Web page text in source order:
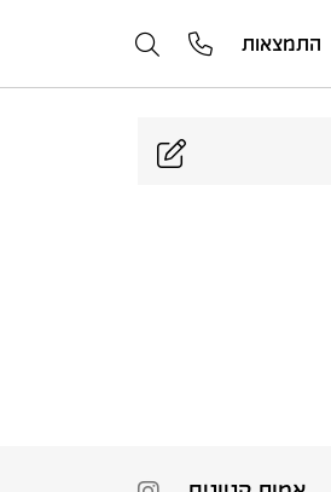
התמצאות